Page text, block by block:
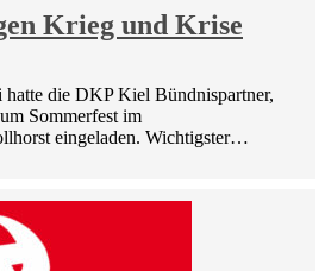
Krieg und Krise
hatte die DKP Kiel Bündnispartner,
Sommerfest im
eingeladen. Wichtigster…